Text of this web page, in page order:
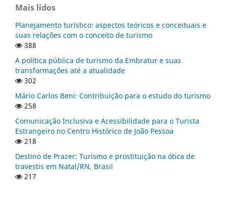
Mais lidos
Planejamento turístico: aspectos teóricos e conceituais e
suas relações com o conceito de turismo
388
A política pública de turismo da Embratur e suas
transformações até a atualidade
302
Mário Carlos Beni: Contribuição para o estudo do turismo
258
Comunicação Inclusiva e Acessibilidade para o Turista
Estrangeiro no Centro Histórico de João Pessoa
218
Destino de Prazer: Turismo e prostituição na ótica de
travestis em Natal/RN, Brasil
217